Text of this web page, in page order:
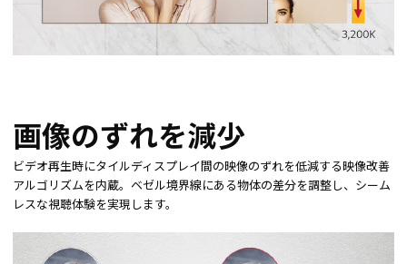
画像のずれを減少
ビデオ再生時にタイルディスプレイ間の映像のずれを低減する映像改善
アルゴリズムを内蔵。ベゼル境界線にある物体の差分を調整し、シーム
レスな視聴体験を実現します。